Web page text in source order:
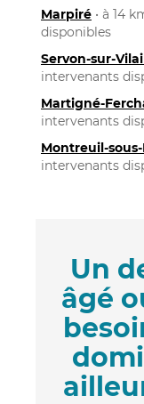
Marpiré • à 14
disponibles
Servon-sur-
intervenants
Martigné-
intervenants
Montreuil-
intervenants
Un
âgé